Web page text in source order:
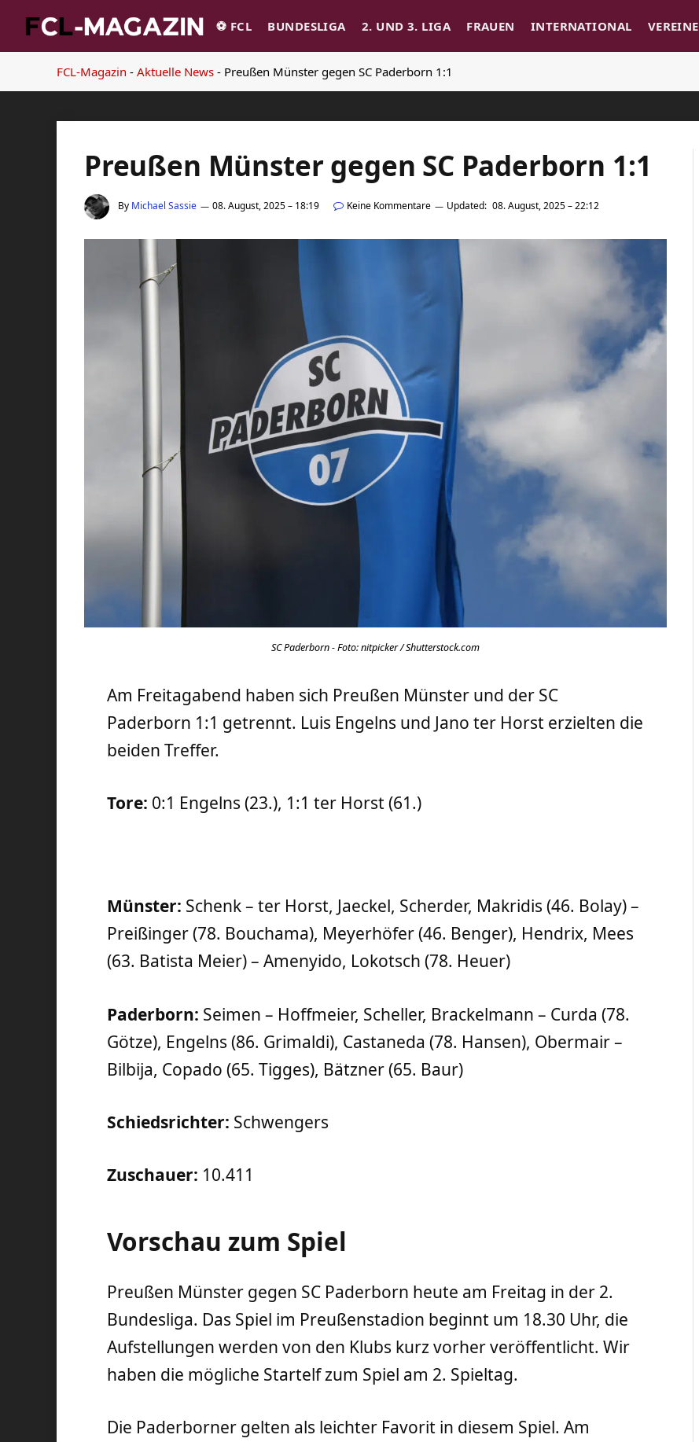
⚽️ FCL BUNDESLIGA 2. UND 3. LIGA FRAUEN INTERNATIONAL VEREINE
FCL-Magazin - Aktuelle News - Preußen Münster gegen SC Paderborn 1:1
Preußen Münster gegen SC Paderborn 1:1
By Michael Sassie 08. August, 2025 – 18:19 Keine Kommentare Updated: 08. August, 2025 – 22:12
SC Paderborn - Foto: nitpicker / Shutterstock.com
Am Freitagabend haben sich Preußen Münster und der SC
Paderborn 1:1 getrennt. Luis Engelns und Jano ter Horst erzielten die
beiden Treffer.
Tore: 0:1 Engelns (23.), 1:1 ter Horst (61.)
Münster: Schenk – ter Horst, Jaeckel, Scherder, Makridis (46. Bolay) –
Preißinger (78. Bouchama), Meyerhöfer (46. Benger), Hendrix, Mees
(63. Batista Meier) – Amenyido, Lokotsch (78. Heuer)
Paderborn: Seimen – Hoffmeier, Scheller, Brackelmann – Curda (78.
Götze), Engelns (86. Grimaldi), Castaneda (78. Hansen), Obermair –
Bilbija, Copado (65. Tigges), Bätzner (65. Baur)
Schiedsrichter: Schwengers
Zuschauer: 10.411
Vorschau zum Spiel
Preußen Münster gegen SC Paderborn heute am Freitag in der 2.
Bundesliga. Das Spiel im Preußenstadion beginnt um 18.30 Uhr, die
Aufstellungen werden von den Klubs kurz vorher veröffentlicht. Wir
haben die mögliche Startelf zum Spiel am 2. Spieltag.
Die Paderborner gelten als leichter Favorit in diesem Spiel. Am